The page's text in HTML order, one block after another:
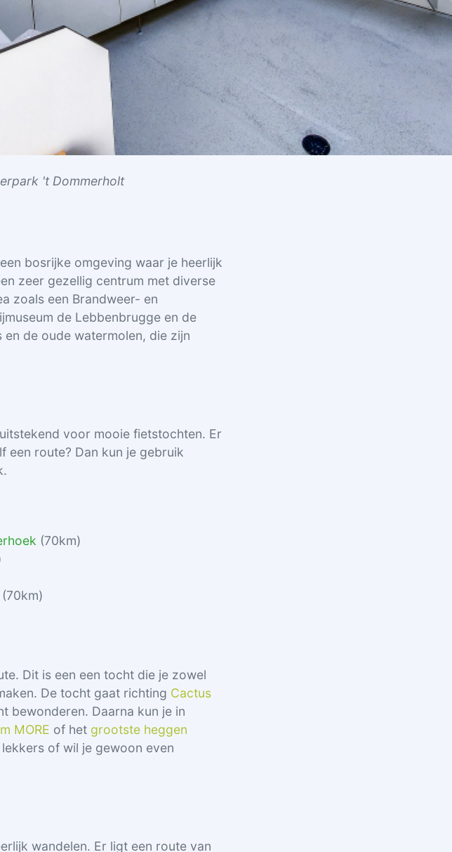
't Dommerholt
bosrijke omgeving waar je heerlijk
zeer gezellig centrum met diverse
zoals een Brandweer- en
de Lebbenbrugge en de
de oude watermolen, die zijn
voor mooie fietstochten. Er
een route? Dan kun je gebruik
(70km)
(70km)
Dit is een een tocht die je zowel
De tocht gaat richting Cactus
bewonderen. Daarna kun je in
MORE of het grootste heggen
of wil je gewoon even
wandelen. Er ligt een route van